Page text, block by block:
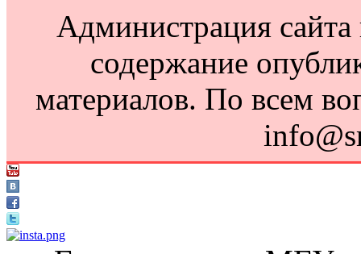
Администрация сайта
содержание
материалов. По всем